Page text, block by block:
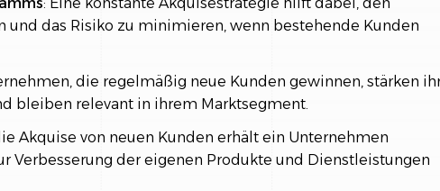
und das Risiko zu minimieren, wenn bestehende Kunden
die regelmäßig neue Kunden gewinnen, stärken
bleiben relevant in ihrem Marktsegment.
Akquise von neuen Kunden erhält ein Unternehmen
Verbesserung der eigenen Produkte und Dienstleistungen